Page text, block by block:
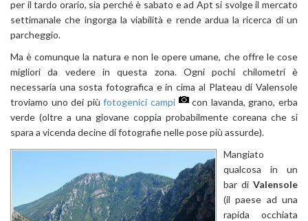
per il tardo orario, sia perché è sabato e ad Apt si svolge il mercato
settimanale che ingorga la viabilità e rende ardua la ricerca di un
parcheggio.
Ma è comunque la natura e non le opere umane, che offre le cose
migliori da vedere in questa zona. Ogni pochi chilometri è
necessaria una sosta fotografica e in cima al Plateau di Valensole
troviamo uno dei piùfotogenici campi
con lavanda, grano, erba
verde (oltre a una giovane coppia probabilmente coreana che si
spara a vicenda decine di fotografie nelle pose più assurde).
Mangiato
qualcosa in un
bar di Valensole
(il paese ad una
rapida occhiata